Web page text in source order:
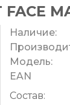
Наличие:
Модель:
EAN
Состав: